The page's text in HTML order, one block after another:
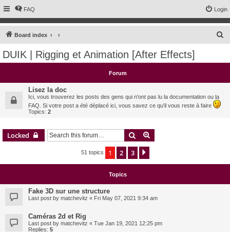
FAQ Login
Board index
c
DUIK | Rigging et Animation [After Effects]
Forum
Lisez la doc
Ici, vous trouverez les posts des gens qui n'ont pas lu la documentation ou la
FAQ. Si votre post a été déplacé ici, vous savez ce qu'il vous reste à faire
Topics: 2
Locked Search
51 topics 1 2 3
Topics
Fake 3D sur une structure
Last post by matchevitz « Fri May 07, 2021 9:34 am
Caméras 2d et Rig
Last post by matchevitz « Tue Jan 19, 2021 12:25 pm
Replies: 5